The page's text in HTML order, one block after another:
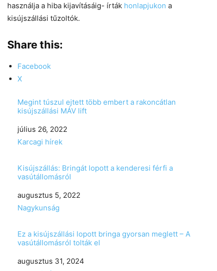
használja a hiba kijavításáig- írták honlapjukon a
kisújszállási tűzoltók.
Share this:
Facebook
X
Megint túszul ejtett több embert a rakoncátlan
kisújszállási MÁV lift
Date
július 26, 2022
In relation to
Karcagi hírek
Kisújszállás: Bringát lopott a kenderesi férfi a
vasútállomásról
Date
augusztus 5, 2022
In relation to
Nagykunság
Ez a kisújszállási lopott bringa gyorsan meglett – A
vasútállomásról tolták el
Date
augusztus 31, 2024